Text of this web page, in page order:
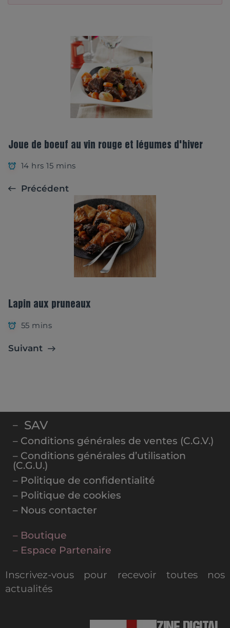
Joue de boeuf au vin rouge et légumes d'hiver
14 hrs 15 mins
Précédent
Lapin aux pruneaux
55 mins
Suivant
– SAV
– Conditions générales de ventes (C.G.V.)
– Conditions générales d’utilisation
(C.G.U.)
– Politique de confidentialité
– Politique de cookies
– Nous contacter
– Boutique
– Espace Partenaire
Inscrivez-vous pour recevoir toutes nos
actualités